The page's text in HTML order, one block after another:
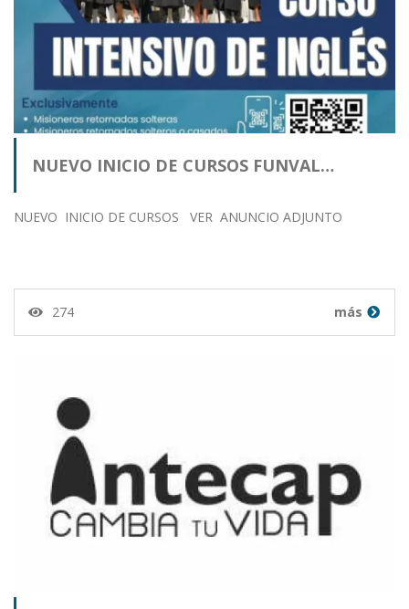
NUEVO INICIO DE CURSOS FUNVAL…
NUEVO INICIO DE CURSOS VER ANUNCIO ADJUNTO
274 más